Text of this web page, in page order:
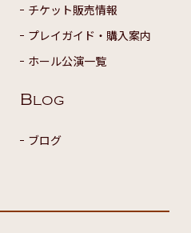
チケット販売情報
プレイガイド・購入案内
ホール公演一覧
BLOG
ブログ